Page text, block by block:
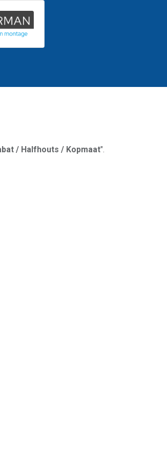
/ Halfhouts / Kopmaat".